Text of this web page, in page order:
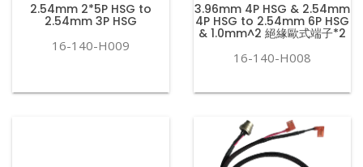
2.54mm 2*5P HSG to
2.54mm 3P HSG
16-140-H009
3.96mm 4P HSG & 2.54mm
4P HSG to 2.54mm 6P HSG
& 1.0mm^2 絕緣歐式端子*2
16-140-H008